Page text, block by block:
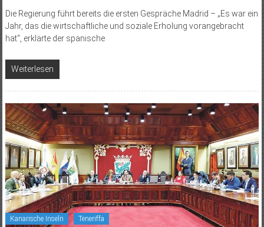
Die Regierung führt bereits die ersten Gespräche Madrid – „Es war ein
Jahr, das die wirtschaftliche und soziale Erholung vorangebracht
hat“, erklärte der spanische
Weiterlesen
Kanarische Inseln Teneriffa